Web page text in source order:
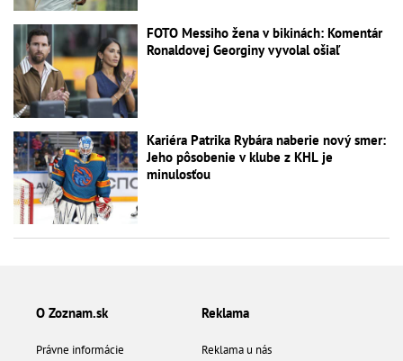
FOTO Messiho žena v bikinách: Komentár
Ronaldovej Georginy vyvolal ošiaľ
Kariéra Patrika Rybára naberie nový smer:
Jeho pôsobenie v klube z KHL je
minulosťou
O Zoznam.sk
Právne informácie
Reklama
Reklama u nás